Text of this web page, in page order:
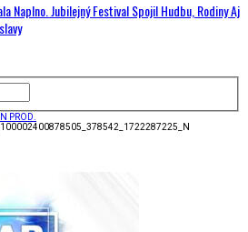
Naplno. Jubilejný Festival Spojil Hudbu, Rodiny Aj
PROD.